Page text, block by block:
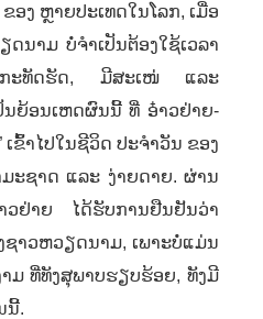
ອງ ຫຼາຍປະເທດໃນໂລກ, ເມື່ອ
ດນາມ ບໍ່ຈໍາເປັນຕ້ອງໃຊ້ເວລາ
ກະທັດຮັດ, ມີສະເໜ່ ແລະ
ນຍ້ອນເຫດຜົນນີ້ ທີ່ ອ໋າວຢ່າຍ-
ເຂົ້າໄປໃນຊີວິດ ປະຈໍາວັນ ຂອງ
ະຊາດ ແລະ ງ່າຍດາຍ. ຜ່ານ
ວຢ່າຍ ໄດ້ຮັບການຢືນຢັນວ່າ
ຊາວຫວຽດນາມ, ເພາະບໍ່ແມ່ນ
ມ ທີ່ທັງສຸພາບຮຽບຮ້ອຍ,ທັງມີ
ນີ້.